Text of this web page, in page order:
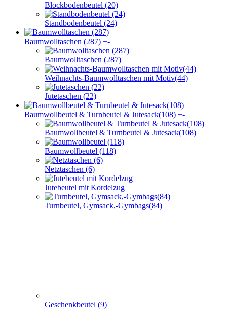
Blockbodenbeutel (20)
Standbodenbeutel (24)
Baumwolltaschen (287) +-
Baumwolltaschen (287)
Weihnachts-Baumwolltaschen mit Motiv(44)
Jutetaschen (22)
Baumwollbeutel & Turnbeutel & Jutesack(108) +-
Baumwollbeutel & Turnbeutel & Jutesack(108)
Baumwollbeutel (118)
Netztaschen (6)
Jutebeutel mit Kordelzug
Turnbeutel, Gymsack,-Gymbags(84)
Geschenkbeutel (9)